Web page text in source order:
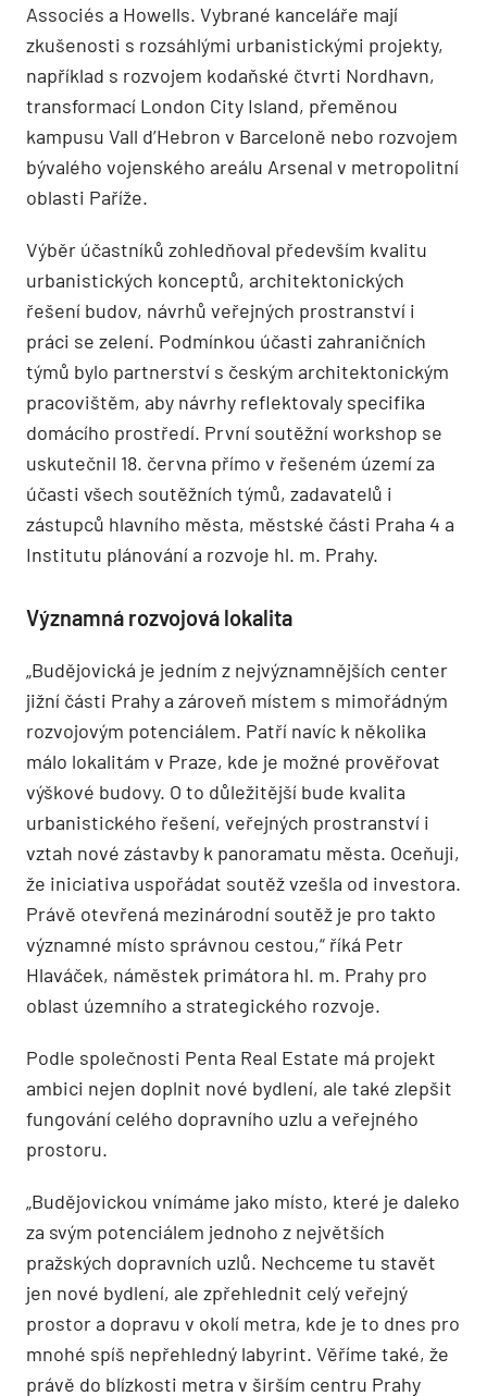
Associés a Howells. Vybrané kanceláře mají
zkušenosti s rozsáhlými urbanistickými projekty,
například s rozvojem kodaňské čtvrti Nordhavn,
transformací London City Island, přeměnou
kampusu Vall d’Hebron v Barceloně nebo rozvojem
bývalého vojenského areálu Arsenal v metropolitní
oblasti Paříže.
Výběr účastníků zohledňoval především kvalitu
urbanistických konceptů, architektonických
řešení budov, návrhů veřejných prostranství i
práci se zelení. Podmínkou účasti zahraničních
týmů bylo partnerství s českým architektonickým
pracovištěm, aby návrhy reflektovaly specifika
domácího prostředí. První soutěžní workshop se
uskutečnil 18. června přímo v řešeném území za
účasti všech soutěžních týmů, zadavatelů i
zástupců hlavního města, městské části Praha 4 a
Institutu plánování a rozvoje hl. m. Prahy.
Významná rozvojová lokalita
„Budějovická je jedním z nejvýznamnějších center
jižní části Prahy a zároveň místem s mimořádným
rozvojovým potenciálem. Patří navíc k několika
málo lokalitám v Praze, kde je možné prověřovat
výškové budovy. O to důležitější bude kvalita
urbanistického řešení, veřejných prostranství i
vztah nové zástavby k panoramatu města. Oceňuji,
že iniciativa uspořádat soutěž vzešla od investora.
Právě otevřená mezinárodní soutěž je pro takto
významné místo správnou cestou,“ říká Petr
Hlaváček, náměstek primátora hl. m. Prahy pro
oblast územního a strategického rozvoje.
Podle společnosti Penta Real Estate má projekt
ambici nejen doplnit nové bydlení, ale také zlepšit
fungování celého dopravního uzlu a veřejného
prostoru.
„Budějovickou vnímáme jako místo, které je daleko
za svým potenciálem jednoho z největších
pražských dopravních uzlů. Nechceme tu stavět
jen nové bydlení, ale zpřehlednit celý veřejný
prostor a dopravu v okolí metra, kde je to dnes pro
mnohé spíš nepřehledný labyrint. Věříme také, že
právě do blízkosti metra v širším centru Prahy